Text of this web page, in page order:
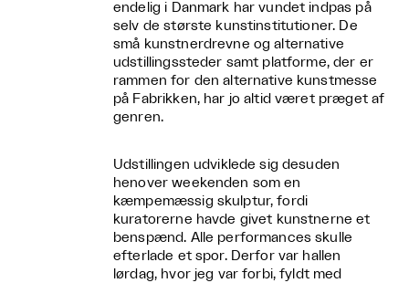
endelig i Danmark har vundet indpas på
selv de største kunstinstitutioner. De
små kunstnerdrevne og alternative
udstillingssteder samt platforme, der er
rammen for den alternative kunstmesse
på Fabrikken, har jo altid været præget af
genren.
Udstillingen udviklede sig desuden
henover weekenden som en
kæmpemæssig skulptur, fordi
kuratorerne havde givet kunstnerne et
benspænd. Alle performances skulle
efterlade et spor. Derfor var hallen
lørdag, hvor jeg var forbi, fyldt med